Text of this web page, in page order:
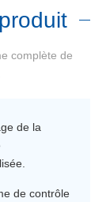
complète de
de la
de contrôle